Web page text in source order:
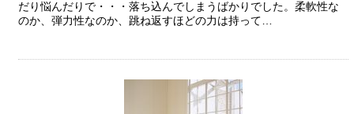
だり悩んだりで・・・落ち込んでしまうばかりでした。柔軟性な
のか、弾力性なのか、跳ね返すほどの力は持って…